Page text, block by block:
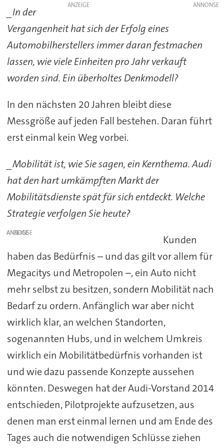
ANZEIGE
_In der
Vergangenheit hat sich der Erfolg eines
Automobilherstellers immer daran festmachen
lassen, wie viele Einheiten pro Jahr verkauft
worden sind. Ein überholtes Denkmodell?
In den nächsten 20 Jahren bleibt diese
Messgröße auf jeden Fall bestehen. Daran führt
erst einmal kein Weg vorbei.
_Mobilität ist, wie Sie sagen, ein Kernthema. Audi
hat den hart umkämpften Markt der
Mobilitätsdienste spät für sich entdeckt. Welche
Strategie verfolgen Sie heute?
ANZEIGE
Kunden
haben das Bedürfnis – und das gilt vor allem für
Megacitys und Metropolen –, ein Auto nicht
mehr selbst zu besitzen, sondern Mobilität nach
Bedarf zu ordern. Anfänglich war aber nicht
wirklich klar, an welchen Standorten,
sogenannten Hubs, und in welchem Umkreis
wirklich ein Mobilitätbedürfnis vorhanden ist
und wie dazu passende Konzepte aussehen
könnten. Deswegen hat der Audi-Vorstand 2014
entschieden, Pilotprojekte aufzusetzen, aus
denen man erst einmal lernen und am Ende des
Tages auch die notwendigen Schlüsse ziehen